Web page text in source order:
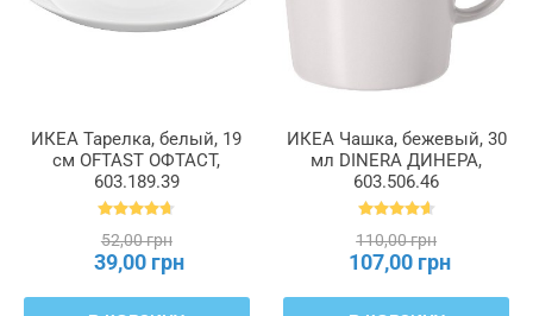
ИКЕА Тарелка, белый, 19
см OFTAST ОФТАСТ,
603.189.39
52,00 грн
39,00 грн
ИКЕА Чашка, бежевый, 30
мл DINERA ДИНЕРА,
603.506.46
110,00 грн
107,00 грн